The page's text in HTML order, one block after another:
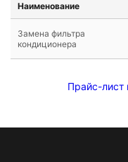
Наименование
Замена фильтра
кондиционера
Прайс-лист